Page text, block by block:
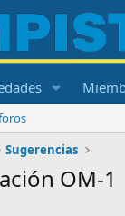
Sugerencias
OM-1